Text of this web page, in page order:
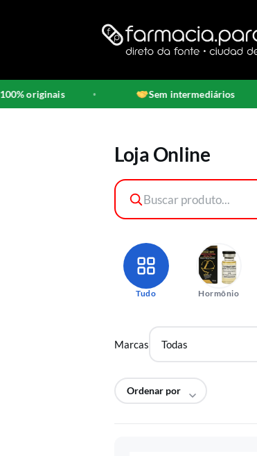
• Sem intermediários •
Loja Online
Tudo Hormônio
Marcas